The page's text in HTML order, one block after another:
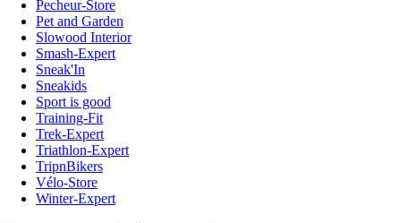
Pecheur-Store
Pet and Garden
Slowood Interior
Smash-Expert
Sneak'In
Sneakids
Sport is good
Training-Fit
Trek-Expert
Triathlon-Expert
TripnBikers
Vélo-Store
Winter-Expert